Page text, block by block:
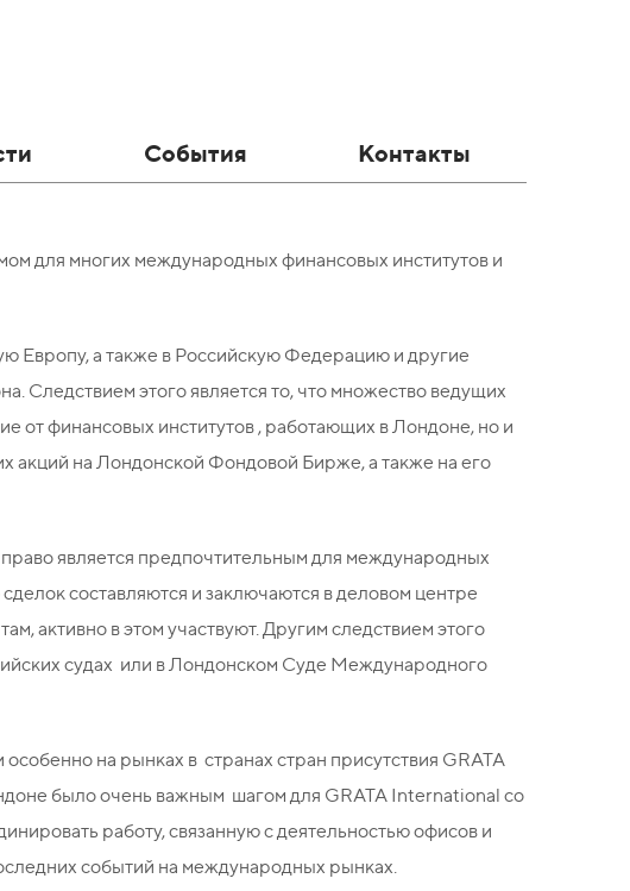
События Контакты
для многих международных финансовых институтов и
Европу, а также в Российскую Федерацию и другие
Следствием этого является то, что множество ведущих
от финансовых институтов , работающих в Лондоне, но и
акций на Лондонской Фондовой Бирже, а также на его
является предпочтительным для международных
составляются и заключаются в деловом центре
активно в этом участвуют. Другим следствием этого
судах или в Лондонском Суде Международного
на рынках в странах стран присутствия GRATA
было очень важным шагом для GRATA International со
работу, связанную с деятельностью офисов и
событий на международных рынках.